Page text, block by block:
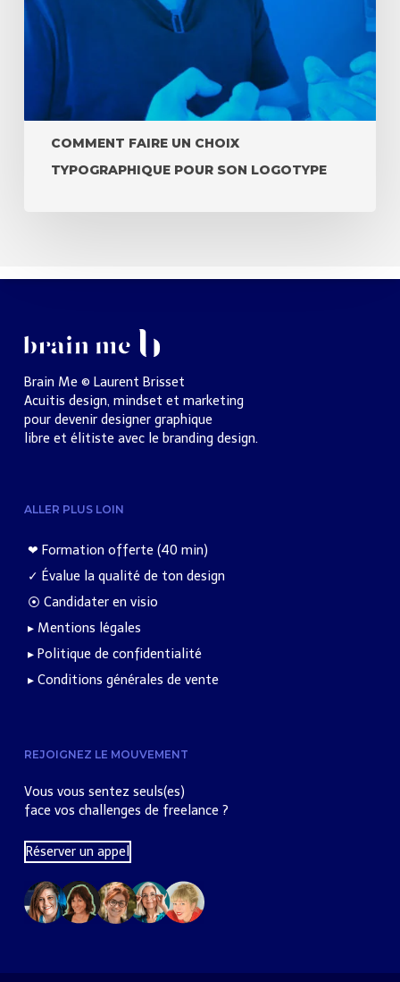
COMMENT FAIRE UN CHOIX
TYPOGRAPHIQUE POUR SON LOGOTYPE
Brain Me © Laurent Brisset
Acuitis design, mindset et marketing
pour devenir designer graphique
libre et élitiste avec le branding design.
ALLER PLUS LOIN
❤︎ Formation offerte (40 min)
✓ Évalue la qualité de ton design
⦿ Candidater en visio
▸ Mentions légales
▸ Politique de confidentialité
▸ Conditions générales de vente
REJOIGNEZ LE MOUVEMENT
Vous vous sentez seuls(es)
face vos challenges de freelance ?
Réserver un appel